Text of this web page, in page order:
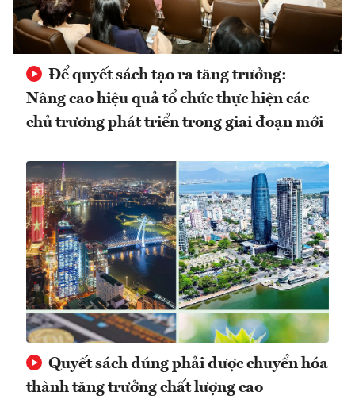
Để quyết sách tạo ra tăng trưởng:
Nâng cao hiệu quả tổ chức thực hiện các
chủ trương phát triển trong giai đoạn mới
Quyết sách đúng phải được chuyển hóa
thành tăng trưởng chất lượng cao